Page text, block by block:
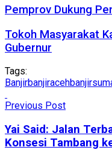
Pemprov Dukung
Tokoh Masyarakat
Gubernur
Tags:
Banjirbanjiraceh
Previous Post
Yai Said: Jalan
Konsesi Tambang